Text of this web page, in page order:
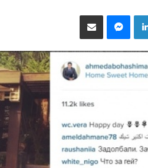
لينكدإن ماسنجر مشاركة عبر البريد